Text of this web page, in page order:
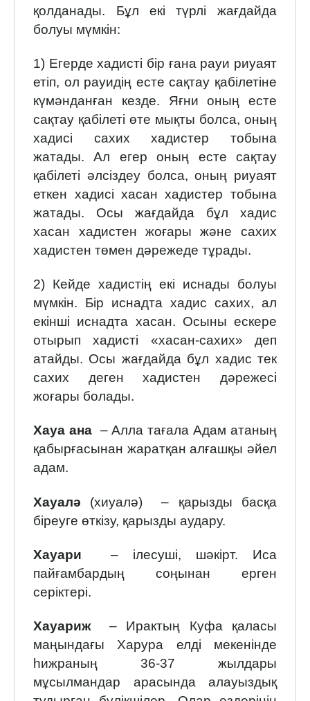
қолданады. Бұл екі түрлі жағдайда
болуы мүмкін:
1) Егерде хадисті бір ғана рауи риуаят
етіп, ол рауидің есте сақтау қабілетіне
күмәнданған кезде. Яғни оның есте
сақтау қабілеті өте мықты болса, оның
хадисі сахих хадистер тобына
жатады. Ал егер оның есте сақтау
қабілеті әлсіздеу болса, оның риуаят
еткен хадисі хасан хадистер тобына
жатады. Осы жағдайда бұл хадис
хасан хадистен жоғары және сахих
хадис­тен төмен дәрежеде тұрады.
2) Кейде хадистің екі иснады болуы
мүмкін. Бір иснадта хадис сахих, ал
екінші иснадта хасан. Осыны ескере
отырып хадисті «хасан-сахих» деп
атайды. Осы жағдайда бұл хадис тек
сахих деген хадистен дәрежесі
жоғары болады.
Хауа ана– Алла тағала Адам атаның
қабырғасынан жаратқан алғашқы әйел
адам.
Хауалә (хиуалә) – қарызды басқа
біреуге өткізу, қарызды аудару.
Хауари – ілесуші, шәкірт. Иса
пайғамбардың соңынан ерген
серіктері.
Хауариж– Ирактың Куфа қаласы
маңындағы Харура елді мекенінде
һижраның 36-37 жылдары
мұсылмандар арасында алауыздық